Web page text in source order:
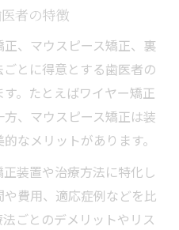
者の特徴
、マウスピース矯正、裏
とに得意とする歯医者の
。たとえばワイヤー矯正
、マウスピース矯正は装
なメリットがあります。
装置や治療方法に特化し
費用、適応症例などを比
ごとのデメリットやリス